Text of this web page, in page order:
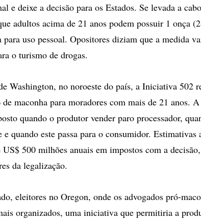
e deixe a decisão para os Estados. Se levada a
adultos acima de 21 anos podem possuir 1 onça
para uso pessoal. Opositores diziam que a medida
o turismo de drogas.
Washington, no noroeste do país, a Iniciativa 502
maconha para moradores com mais de 21 anos.
quando o produtor vender paro processador,
e quando este passa para o consumidor. Estimativas
US$ 500 milhões anuais em impostos com a
da legalização.
eleitores no Oregon, onde os advogados pró-
organizados, uma iniciativa que permitiria a